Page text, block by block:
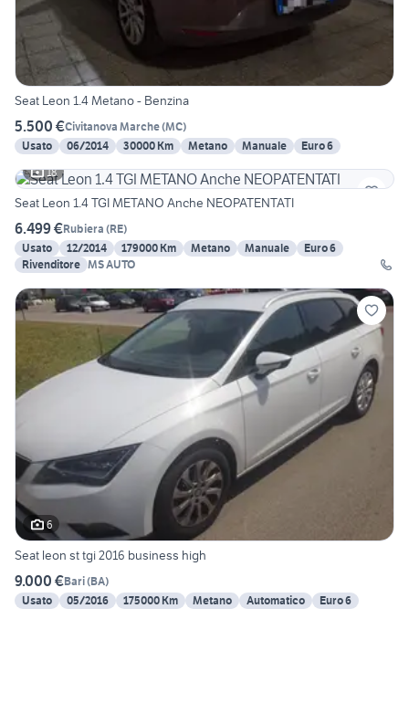
Seat Leon 1.4 Metano - Benzina
5.500 €Civitanova Marche(MC)
Usato
06/2014 30000 Km Metano Manuale
Euro 6
18
Seat Leon 1.4 TGI METANO Anche NEOPATENTATI
6.499 €Rubiera (RE)
Usato
12/2014 179000 Km Metano Manuale
Euro 6
Rivenditore MS AUTO
6
Seat leon st tgi 2016 business high
9.000 €Bari(BA)
Usato
05/2016 175000 Km Metano Automatico Euro 6